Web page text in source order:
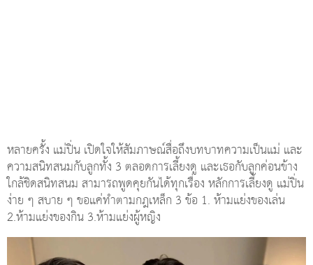
หลายครั้ง แม่ปิ่น เปิดใจให้สัมภาษณ์สื่อถึงบทบาทความเป็นแม่ และ
ความสนิทสนมกับลูกทั้ง 3 ตลอดการเลี้ยงดู และเธอกับลูกค่อนข้าง
ใกล้ชิดสนิทสนม สามารถพูดคุยกันได้ทุกเรื่อง หลักการเลี้ยงดู แม่ปิ่น
ง่าย ๆ สบาย ๆ ขอแค่ทำตามกฎเหล็ก 3 ข้อ 1. ห้ามแย่งของเล่น
2.ห้ามแย่งของกิน 3.ห้ามแย่งผู้หญิง